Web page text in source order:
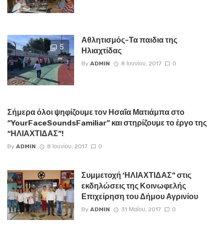
5
Αθλητισμός-Τα παιδια της
Ηλιαχτίδας
By ADMIN 8 Ιουνίου, 2017 0
Σήμερα όλοι ψηφίζουμε τον Ησαΐα Ματιάμπα στο
“YourFaceSoundsFamiliar” και στηρίζουμε το έργο της
“ΗΛΙΑΧΤΙΔΑΣ”!
By ADMIN 8 Ιουνίου, 2017 0
Συμμετοχή ‘ΗΛΙΑΧΤΙΔΑΣ” στις
εκδηλώσεις της Κοινωφελής
Επιχείρηση του Δήμου Αγρινίου
By ADMIN 31 Μαΐου, 2017 0